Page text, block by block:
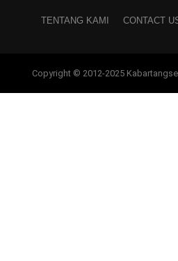
TENTANG KAMI CONTACT
Copyright © 2012-2025